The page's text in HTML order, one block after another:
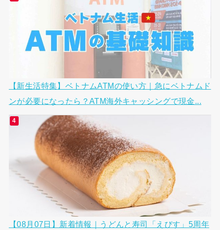
【新生活特集】ベトナムATMの使い方｜急にベトナムド
ンが必要になったら？ATM海外キャッシングで現金...
【08月07日】新着情報｜うどんと寿司「えびす」5周年